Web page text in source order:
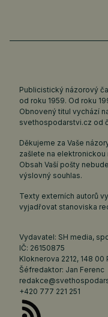
Publicistický názorový
od roku 1959. Od roku
Obnovený titul vychází
svethospodarstvi.cz od
Děkujeme za Vaše
zašlete na
Obsah Vaší pošty
výslovný souhlas.
Texty externích autorů
vyjadřovat stanoviska
Vydavatel: SH media,
IČ: 26150875
Kloknerova 2212, 148 00
Šéfredaktor: Jan Ferenc
+420 777 221 251